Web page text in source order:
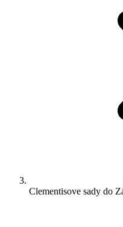
Clementisove sady do